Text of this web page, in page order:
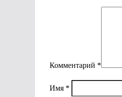
Комментарий *
Имя *